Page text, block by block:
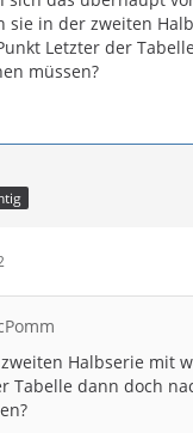
sie in der zweiten
Letzter der
müssen?
Halbserie mit
Tabelle dann doch